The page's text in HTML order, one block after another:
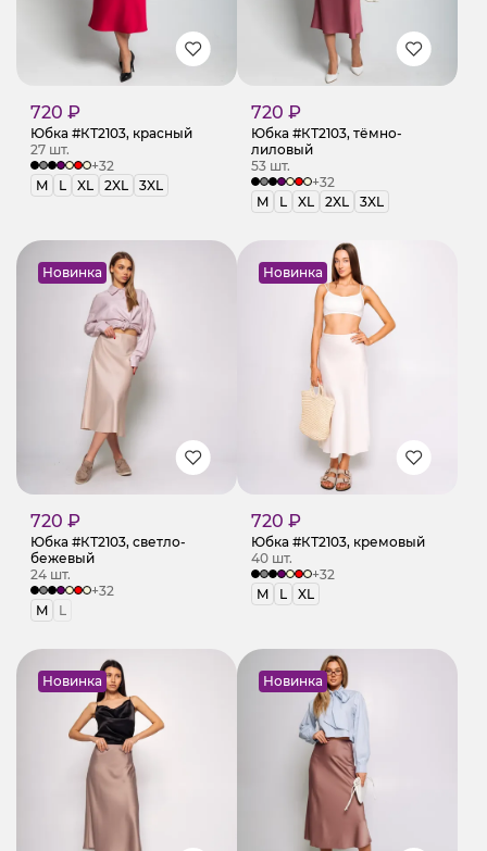
720 ₽
Юбка #КТ2103, красный
27 шт.
+32
M
L XL 2XL 3XL
720 ₽
Юбка #КТ2103, тёмно-
лиловый
53 шт.
+32
M
L XL 2XL 3XL
Новинка
720 ₽
Юбка #КТ2103, светло-
бежевый
24 шт.
+32
M
L
Новинка
720 ₽
Юбка #КТ2103, кремовый
40 шт.
+32
M
L XL
Новинка Новинка